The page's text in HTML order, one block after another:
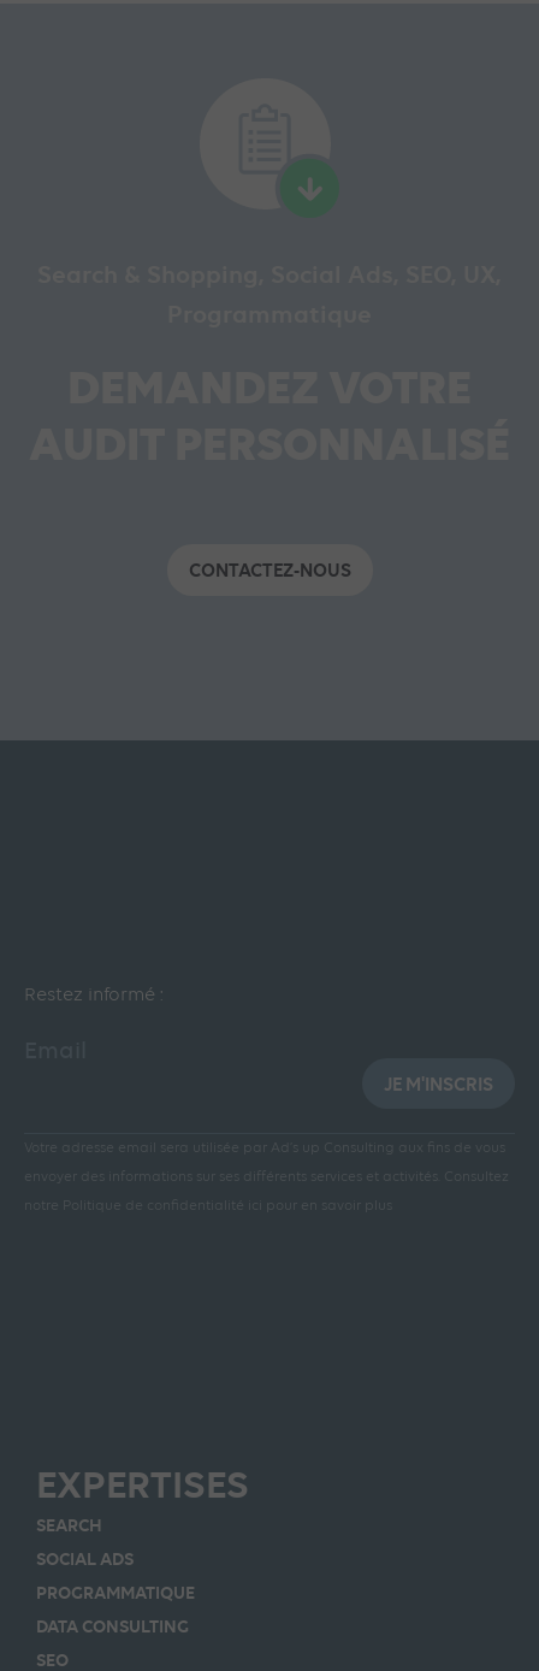
CONTACTEZ-NOUS
Restez informé :
JE M'INSCRIS
Votre adresse email sera utilisée par Ad’s up Consulting aux fins de vous
envoyer des informations sur ses différents services et activités.
Consultez
notre Politique de confidentialité ici pour en savoir plus
EXPERTISES
SEARCH
SOCIAL ADS
PROGRAMMATIQUE
DATA CONSULTING
SEO